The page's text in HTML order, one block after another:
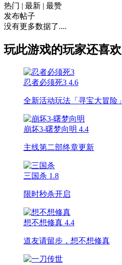
热门 | 最新 | 最赞
发布帖子
没有更多数据了....
玩此游戏的玩家还喜欢
忍者必须死3 4.6
全新活动玩法「寻宝大冒险」
崩坏3-曙梦向明 4.4
主线第二部终章更新
三国杀 1.8
限时秒杀开启
想不想修真 4.4
道友请留步，想不想修真